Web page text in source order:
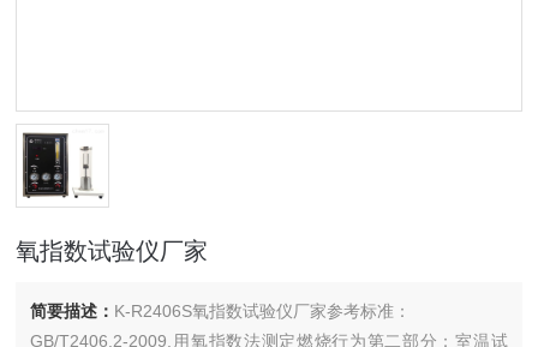
氧指数试验仪厂家
简要描述： K-R2406S氧指数试验仪厂家参考标准：
GB/T2406.2-2009.用氧指数法测定燃烧行为第二部分：室温试